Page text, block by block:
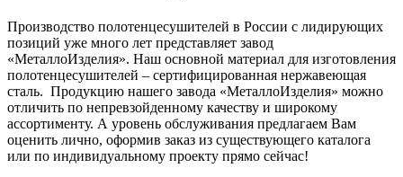
Производство полотенцесушителей в России с лидирующих
позиций уже много лет представляет завод
«МеталлоИзделия». Наш основной материал для изготовления
полотенцесушителей – сертифицированная нержавеющая
сталь. Продукцию нашего завода «МеталлоИзделия» можно
отличить по непревзойденному качеству и широкому
ассортименту. А уровень обслуживания предлагаем Вам
оценить лично, оформив заказ из существующего каталога
или по индивидуальному проекту прямо сейчас!